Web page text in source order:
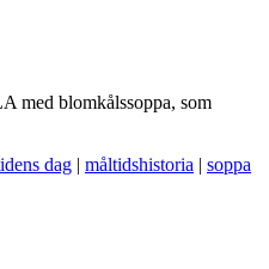
med blomkålssoppa, som
dag | måltidshistoria | soppa